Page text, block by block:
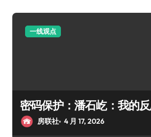
一线观点
密码保护：潘石屹：我的
房联社 4 月 17, 2026